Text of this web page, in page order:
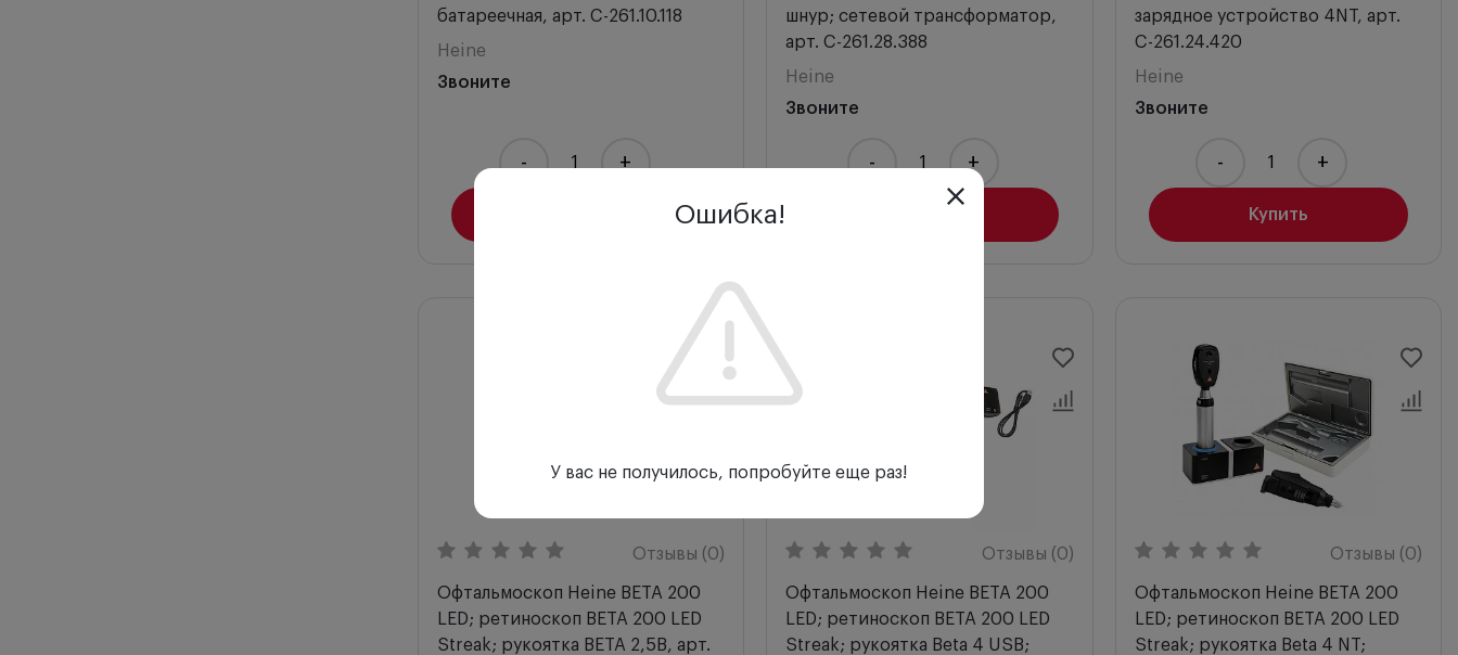
батареечная, арт. C-261.10.118
Heine
Звоните
- +
шнур; сетевой трансформатор,
арт. C-261.28.388
Heine
Звоните
- +
зарядное устройство 4NT, арт.
C-261.24.420
Heine
Звоните
Купить
- +
Отзывы (0)
Офтальмоскоп Heine BETA 200
LED; ретиноскоп BETA 200 LED
Streak; рукоятка BETA 2,5В, арт.
Отзывы (0)
Офтальмоскоп Heine BETA 200
LED; ретиноскоп BETA 200 LED
Streak; рукоятка Beta 4 USB;
Отзывы (0)
Офтальмоскоп Heine BETA 200
LED; ретиноскоп BETA 200 LED
Streak; рукоятка Beta 4 NT;
Ошибка!
У вас не получилось, попробуйте еще раз!